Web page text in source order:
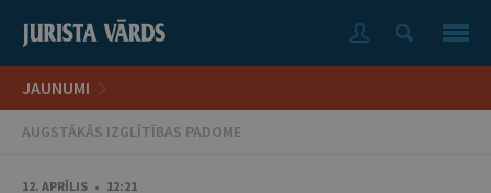
JAUNUMI
AUGSTĀKĀS IZGLĪTĪBAS PADOME
12. APRĪLIS • 12:21